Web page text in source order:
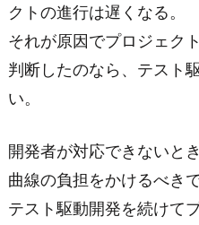
クトの進行は遅くなる。
それが原因でプロジェク
判断したのなら、テスト
い。
開発者が対応できないと
曲線の負担をかけるべきで
テスト駆動開発を続けて